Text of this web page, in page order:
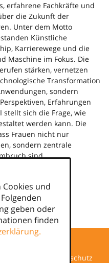
erfahrene Fachkräfte und
die Zukunft der
Unter dem Motto
Künstliche
Karrierewege und die
Maschine im Fokus. Die
stärken, vernetzen
Transformation
sondern
Erfahrungen
stellt sich die Frage, wie
werden kann. Die
Frauen nicht nur
sondern zentrale
sind.
Datenschutz
und
geben oder
finden